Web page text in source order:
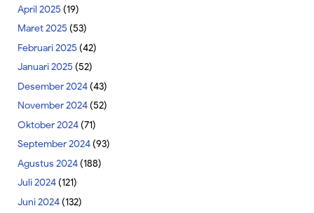
April 2025 (19)
Maret 2025 (53)
Februari 2025 (42)
Januari 2025 (52)
Desember 2024(43)
November 2024(52)
Oktober 2024(71)
September 2024(93)
Agustus 2024(188)
Juli 2024(121)
Juni 2024(132)